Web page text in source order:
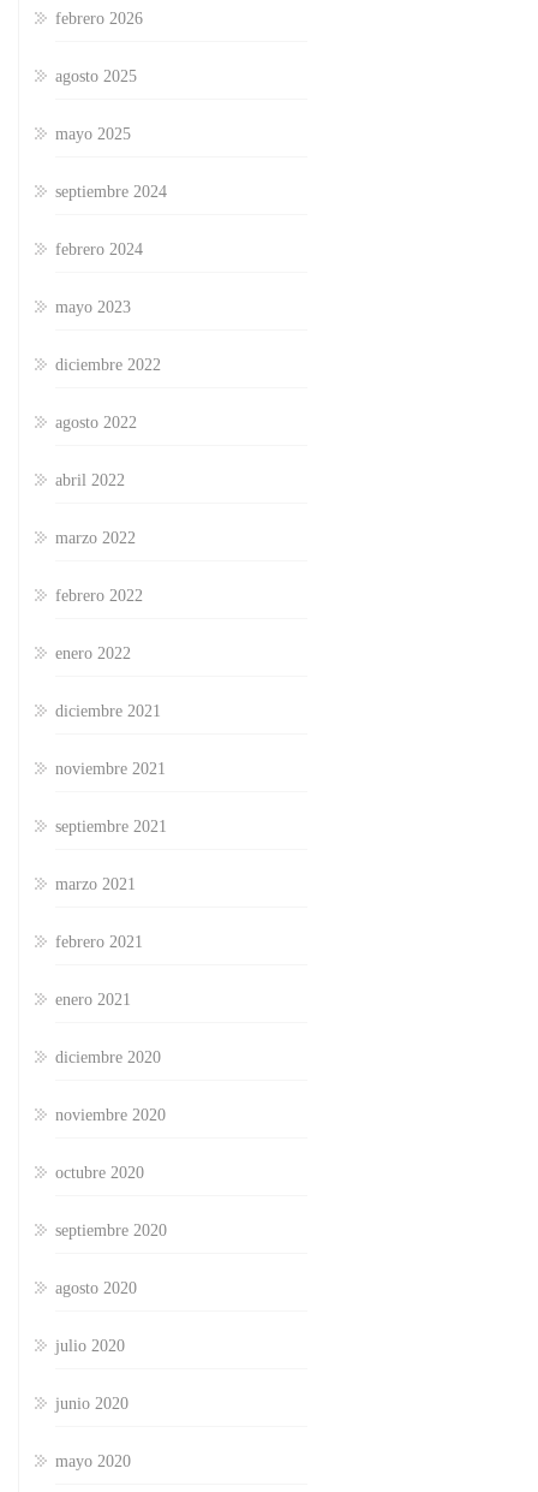
febrero 2026
agosto 2025
mayo 2025
septiembre 2024
febrero 2024
mayo 2023
diciembre 2022
agosto 2022
abril 2022
marzo 2022
febrero 2022
enero 2022
diciembre 2021
noviembre 2021
septiembre 2021
marzo 2021
febrero 2021
enero 2021
diciembre 2020
noviembre 2020
octubre 2020
septiembre 2020
agosto 2020
julio 2020
junio 2020
mayo 2020